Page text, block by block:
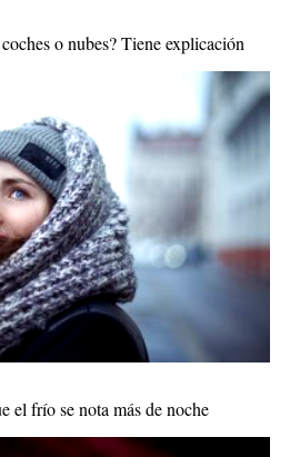
o nubes? Tiene explicación
el frío se nota más de noche